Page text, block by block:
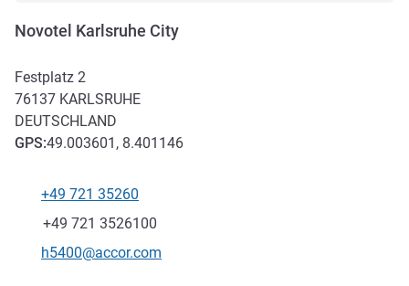
Novotel Karlsruhe City
Festplatz 2
76137 KARLSRUHE
DEUTSCHLAND
GPS:49.003601, 8.401146
+49 721 35260
Fax
+49 721 3526100
Kontakt-E-Mail
h5400@accor.com